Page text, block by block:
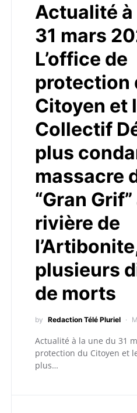
Actualité à
31 mars
L’office de
protection
Citoyen et
Collectif
plus
massacre
“Gran
rivière de
plusieurs
de morts
by Redaction Télé Pluriel
Actualité à la une du 31
protection du Citoyen et
plus…